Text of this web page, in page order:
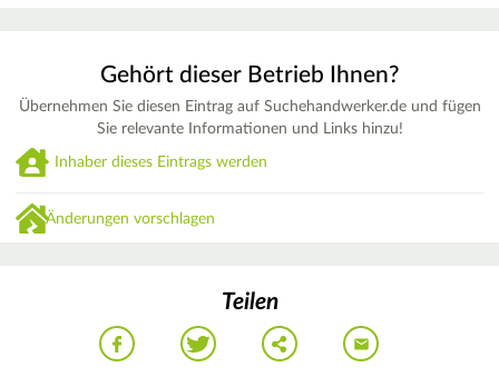
Gehört dieser Betrieb Ihnen?
Übernehmen Sie diesen Eintrag auf Suchehandwerker.de und fügen
Sie relevante Informationen und Links hinzu!
Inhaber dieses Eintrags werden
Änderungen vorschlagen
Teilen